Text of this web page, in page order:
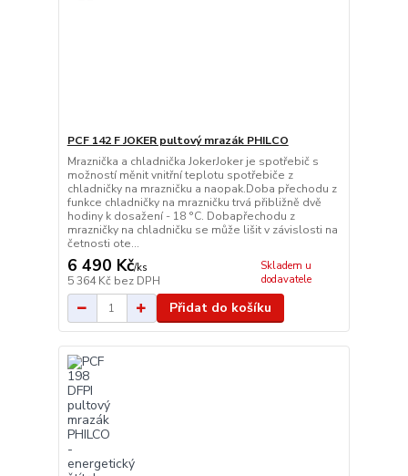
PCF 142 F JOKER pultový mrazák PHILCO
Mraznička a chladnička JokerJoker je spotřebič s
možností měnit vnitřní teplotu spotřebiče z
chladničky na mrazničku a naopak.Doba přechodu z
funkce chladničky na mrazničku trvá přibližně dvě
hodiny k dosažení - 18 °C. Dobapřechodu z
mrazničky na chladničku se může lišit v závislosti na
četnosti ote...
6 490 Kč/ks
5 364 Kč bez DPH
Skladem u
dodavatele
Přidat do košíku